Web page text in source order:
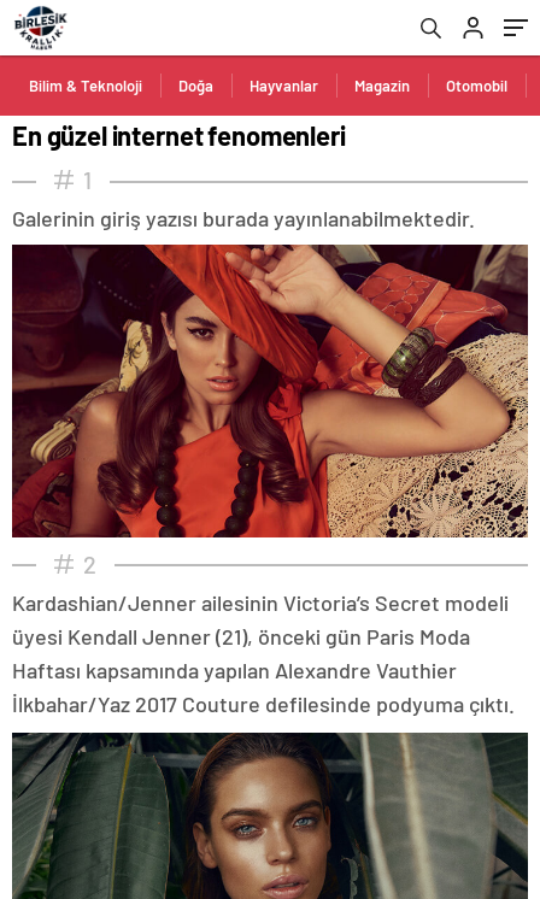
Bilim & Teknoloji Doğa Hayvanlar Magazin Otomobil
En güzel internet fenomenleri
1
Galerinin giriş yazısı burada yayınlanabilmektedir.
2
Kardashian/Jenner ailesinin Victoria’s Secret modeli
üyesi Kendall Jenner (21), önceki gün Paris Moda
Haftası kapsamında yapılan Alexandre Vauthier
İlkbahar/Yaz 2017 Couture defilesinde podyuma çıktı.